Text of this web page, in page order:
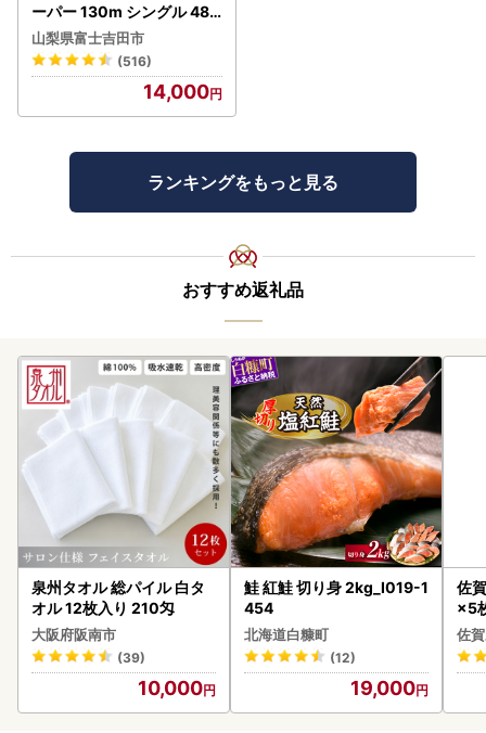
ーパー 130m シングル 48R
芯なし 3倍巻 トイレット
山梨県富士吉田市
(516)
14,000
ランキングをもっと見る
おすすめ返礼品
泉州タオル 総パイル 白タ
オル 12枚入り 210匁
大阪府阪南市
(39)
10,000
鮭 紅鮭 切り身 2kg_I019-1
454
北海道白糠町
(12)
19,000
佐
×5
佐